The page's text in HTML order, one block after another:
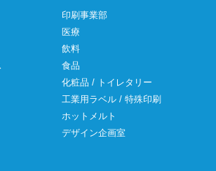
印刷事業部
医療
飲料
食品
化粧品 / トイレタリー
工業用ラベル / 特殊印刷
ホットメルト
デザイン企画室